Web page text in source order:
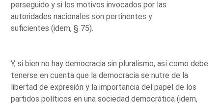
perseguido y si los motivos invocados por las
autoridades nacionales son pertinentes y
suficientes (idem, § 75).
Y, si bien no hay democracia sin pluralismo, así como debe
tenerse en cuenta que la democracia se nutre de la
libertad de expresión y la importancia del papel de los
partidos políticos en una sociedad democrática (idem,